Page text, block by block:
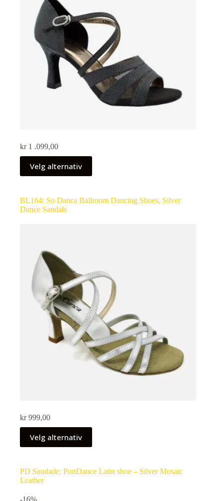
kr1 .099,00
Velg alternativ
BL164: So Danca Ballroom Dancing Shoes, Silver
Dance Sandals
kr999,00
Velg alternativ
PD Saudade: PortDance Latin shoe – Silver Mosaic
Leather
-16%